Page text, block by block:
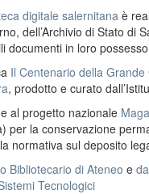
digitale salernitanaè
dell’Archivio di Stato di
documenti in loro
Il Centenario della
, prodotto e curato
al progetto nazionale
per la conservazione
normativa sul deposito
Bibliotecario di Ateneo e
Tecnologici